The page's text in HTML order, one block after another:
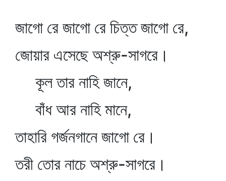
জাগো রে জাগো রে চিত্ত জাগো রে,
জোয়ার এসেছে অশ্রু-সাগরে।
কূল তার নাহি জানে,
বাঁধ আর নাহি মানে,
তাহারি গর্জনগানে জাগো রে।
তরী তোর নাচে অশ্রু-সাগরে।